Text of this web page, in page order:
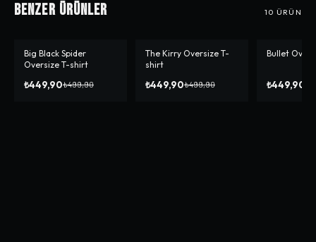
Benzer Ürünler 10 ÜRÜN
-% 10
Big Black Spider
Oversize T-shirt
₺449,90₺499,90
-%10
The Kirry Oversize T-
shirt
₺449,90₺499,90
-% 10
Bullet
₺449,90